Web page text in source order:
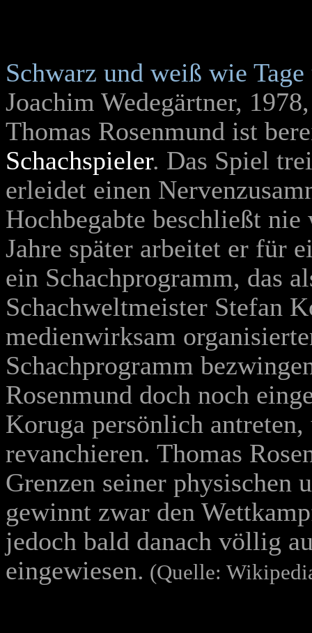
Schwarz und weiß wie
Joachim Wedegärtner,
Thomas Rosenmund ist
Schachspieler. Das Spiel
erleidet einen
Hochbegabte beschließt
Jahre später arbeitet er für
ein Schachprogramm, das
Schachweltmeister Stefan
medienwirksam
Schachprogramm
Rosenmund doch noch
Koruga persönlich
revanchieren. Thomas
Grenzen seiner physischen
gewinnt zwar den
jedoch bald danach völlig
eingewiesen. (Quelle: